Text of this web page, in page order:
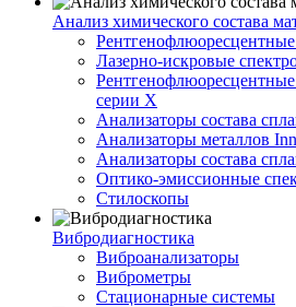
Анализ химического состава
Лазерно-искровые
серии Х
Анализаторы состава
Анализаторы металлов
Анализаторы состава
Оптико-эмиссионные
Стилоскопы
Вибродиагностика
Виброанализаторы
Виброметры
Стационарные системы